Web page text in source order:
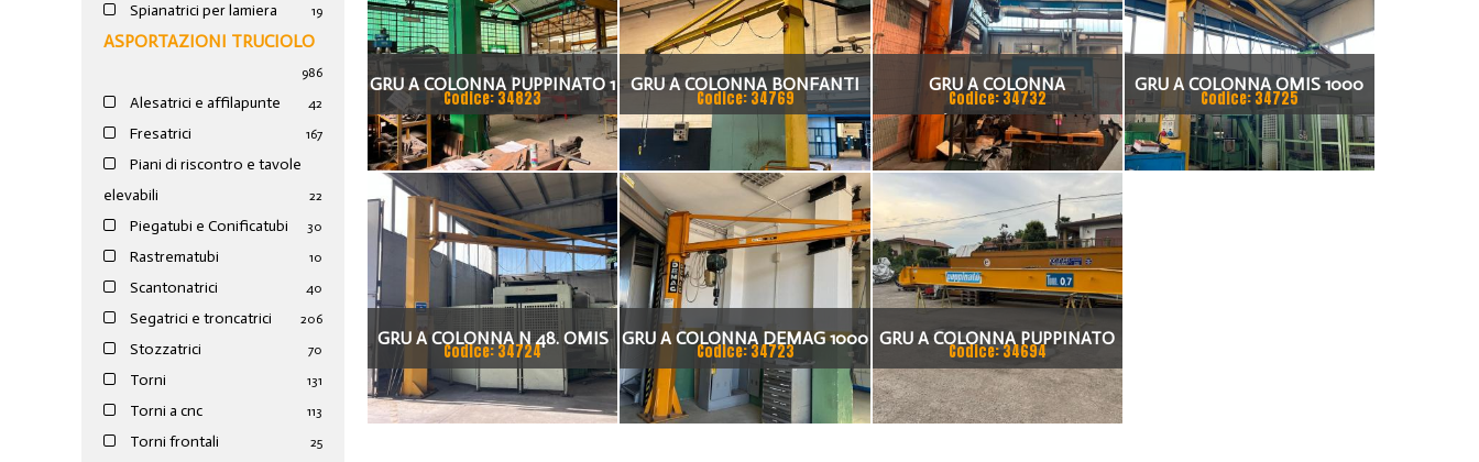
Spianatrici per lamiera 19
ASPORTAZIONI TRUCIOLO
986
Alesatrici e affilapunte 42
Fresatrici 167
Piani di riscontro e tavole
elevabili
22
Piegatubi e Conificatubi 30
Rastrematubi 10
Scantonatrici 40
Segatrici e troncatrici 206
Stozzatrici 70
Torni 131
Torni a cnc 113
Torni frontali 25
GRU A COLONNA PUPPINATO 1
TON
Codice: 34823
GRU A COLONNA BONFANTI
ANNO 2008
Codice: 34769
GRU A COLONNA
SICC/DONATI 2.000 KG.
Codice: 34732
GRU A COLONNA OMIS 1000
KG
Codice: 34725
GRU A COLONNA N 48. OMIS
1000 KG
Codice: 34724
GRU A COLONNA DEMAG 1000
KG
Codice: 34723
GRU A COLONNA PUPPINATO
700 KG
Codice: 34694